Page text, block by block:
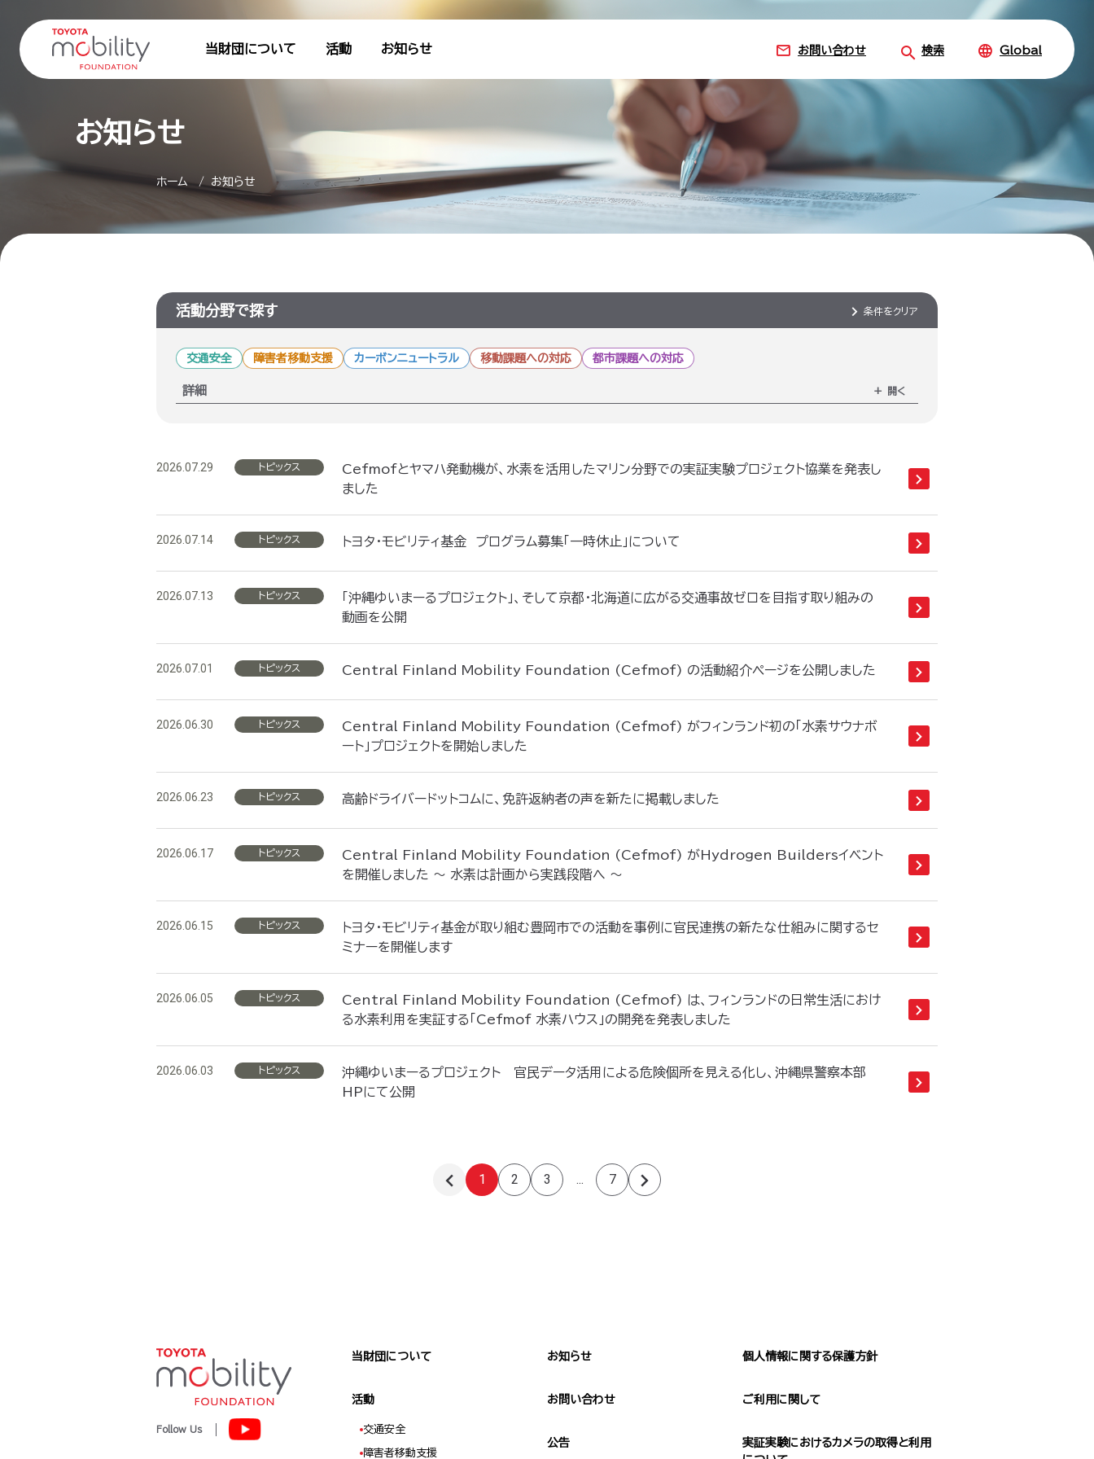
当財団について 活動 お知らせ お問い合わせ 検索 Global
お知らせ
ホーム お知らせ
活動分野で探す 条件をクリア
交通安全 障害者移動支援 カーボンニュートラル 移動課題への対応 都市課題への対応
詳細
2026.07.29 トピックス
Cefmofとヤマハ発動機が、水素を活用したマリン分野での実証実験プロジェクト協業を発表し
ました
2026.07.14 トピックス トヨタ・モビリティ基金 プログラム募集「一時休止」について
2026.07.13 トピックス
「沖縄ゆいまーるプロジェクト」、そして京都・北海道に広がる交通事故ゼロを目指す取り組みの
動画を公開
2026.07.01 トピックス Central Finland Mobility Foundation (Cefmof) の活動紹介ページを公開しました
2026.06.30 トピックス
Central Finland Mobility Foundation (Cefmof) がフィンランド初の「水素サウナボ
ート」プロジェクトを開始しました
2026.06.23 トピックス 高齢ドライバードットコムに、免許返納者の声を新たに掲載しました
2026.06.17 トピックス
Central Finland Mobility Foundation (Cefmof) がHydrogen Buildersイベント
を開催しました ～ 水素は計画から実践段階へ ～
2026.06.15 トピックス
トヨタ・モビリティ基金が取り組む豊岡市での活動を事例に官民連携の新たな仕組みに関するセ
ミナーを開催します
2026.06.05 トピックス
Central Finland Mobility Foundation (Cefmof) は、フィンランドの日常生活におけ
る水素利用を実証する「Cefmof 水素ハウス」の開発を発表しました
2026.06.03 トピックス
沖縄ゆいまーるプロジェクト 官民データ活用による危険個所を見える化し、沖縄県警察本部
HPにて公開
前のページへ
1 2 3 ... 7
次のページへ
Follow Us
当財団について
活動
交通安全
障害者移動支援
お知らせ
お問い合わせ
公告
個人情報に関する保護方針
ご利用に関して
実証実験におけるカメラの取得と利用